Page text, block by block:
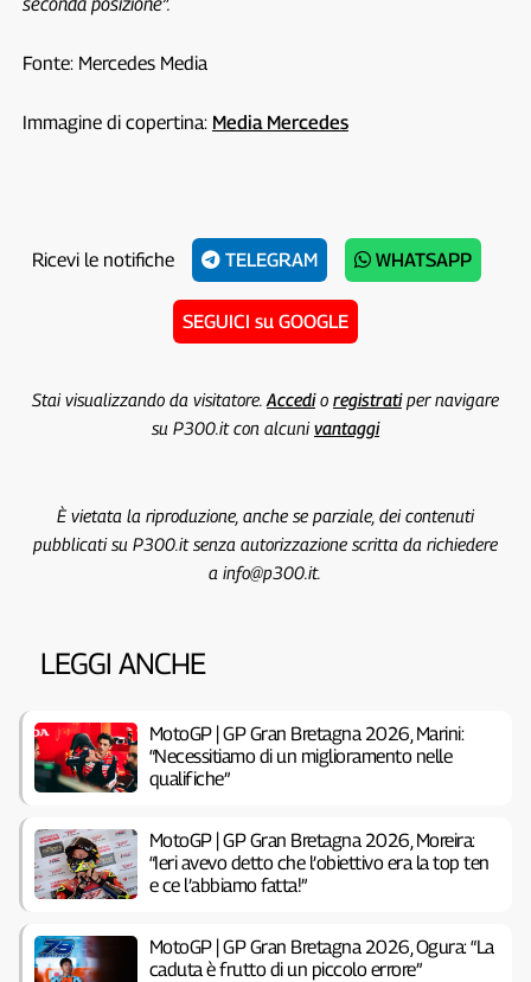
Fonte: Mercedes Media
Immagine di copertina: Media Mercedes
Ricevi le notifiche TELEGRAM WHATSAPP
SEGUICI su GOOGLE
Stai visualizzando da visitatore. Accedio registratiper navigare
su P300.it con alcunivantaggi
È vietata la riproduzione, anche se parziale, dei contenuti
pubblicati su P300.it senza autorizzazione scritta da richiedere
a info@p300.it.
LEGGI ANCHE
MotoGP | GP Gran Bretagna 2026, Marini:
“Necessitiamo di un miglioramento nelle
qualifiche”
MotoGP | GP Gran Bretagna 2026, Moreira:
“Ieri avevo detto che l’obiettivo era la top ten
e ce l’abbiamo fatta!”
MotoGP | GP Gran Bretagna 2026, Ogura: “La
caduta è frutto di un piccolo errore”